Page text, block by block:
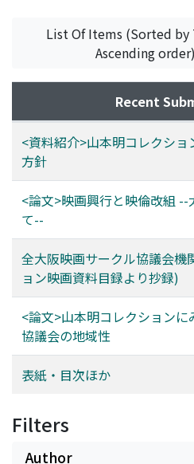
または複雑性にこそ関心があ
ための基礎作業である。
本格的な活用が待たれる。
List Of Items (Sorted
Ascending
Recent
<資料紹介>山本明コレクシ
方針
<論文>映画興行と映倫改組
て--
全大阪映画サークル協議会機
ョン映画資料目録より抄録)
<論文>山本明コレクション
協議会の地域性
表紙・目次ほか
Filters
Author